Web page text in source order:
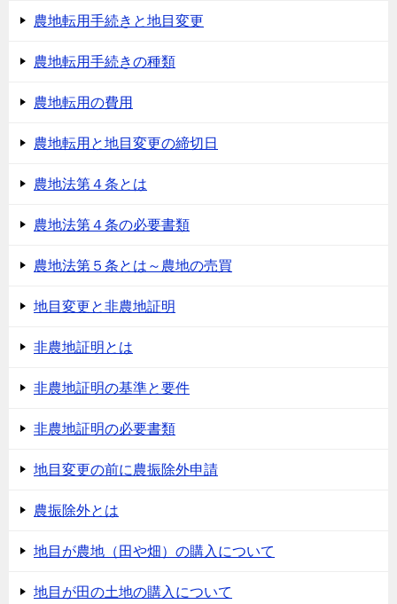
農地転用手続きと地目変更
農地転用手続きの種類
農地転用の費用
農地転用と地目変更の締切日
農地法第４条とは
農地法第４条の必要書類
農地法第５条とは～農地の売買
地目変更と非農地証明
非農地証明とは
非農地証明の基準と要件
非農地証明の必要書類
地目変更の前に農振除外申請
農振除外とは
地目が農地（田や畑）の購入について
地目が田の土地の購入について